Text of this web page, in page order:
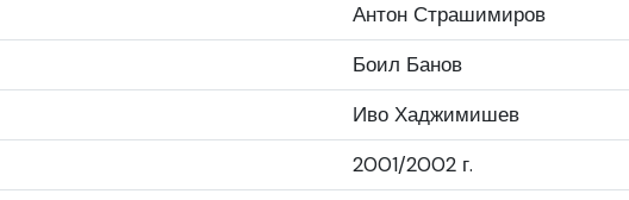
България
Средно
Народен театър „Иван Вазов“, гр. София, България
Антон Страшимиров
Боил Банов
Иво Хаджимишев
2001/2002 г.